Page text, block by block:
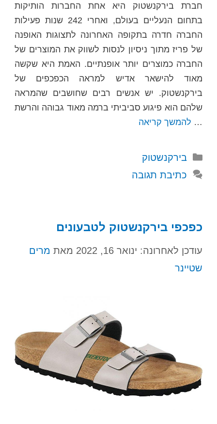
חברת בירקנשטוק היא אחת החברות הותיקות
בתחום הנעליים בעולם, ואחרי 242 שנות פעילות
החברה חדרה בתקופה האחרונה לתצוגות האופנה
של פריז מתוך ניסיון לנסות לשווק את המוצרים של
החברה כמוצרים יותר אופנתיים. האמת היא שקשה
מאוד להישאר אדיש למראה הכפכפים של
בירקנשטוק. יש אנשים רבים שחושבים שהמראה
שלהם הוא פיגוע סביביתי ברמה מאוד גבוהה והרשת
… להמשך קריאה
קטגוריות
בירקנשטוק
כתיבת תגובה
כפכפי בירקנשטוק לטבעונים
עודכן לאחרונה: ינואר 16, 2022 מאת מרים
שטיינר